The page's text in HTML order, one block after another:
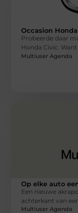
Occasion
Probeerde daar
Honda Civic.
Multiuser Agenda
Op elke auto
Een nieuwe
achterkant van
Multiuser Agenda